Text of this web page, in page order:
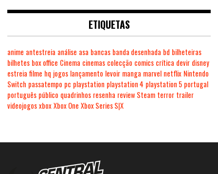
ETIQUETAS
anime antestreia análise asa bancas banda desenhada bd bilheteiras
bilhetes box office Cinema cinemas colecção comics crítica devir disney
estreia filme hq jogos lançamento levoir manga marvel netflix Nintendo
Switch passatempo pc playstation playstation 4 playstation 5 portugal
português público quadrinhos resenha review Steam terror trailer
videojogosxboxXbox One Xbox Series S|X